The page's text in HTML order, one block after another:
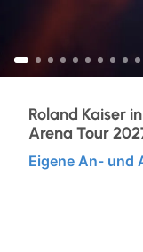
Advents- &
Nord- & Ostsee
Roland Kaiser
Arena Tour
Eigene An- und